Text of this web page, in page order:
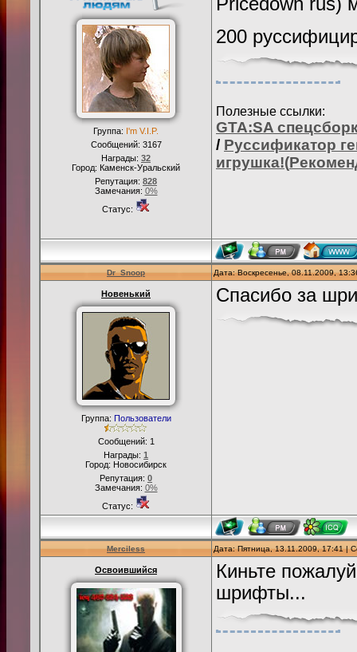
Группа: I'm V.I.P.
Сообщений: 3167
Награды: 32
Город: Каменск-Уральский
Репутация: 828
Замечания: 0%
Статус:
200
Полезные ссылки:
GTA:SA
/ Руссификатор
игрушка!(
Dr_Snoop Дата: Воскресенье, 08.11.2009,
Новенький
Группа: Пользователи
Сообщений: 1
Награды: 1
Город: Новосибирск
Репутация: 0
Замечания: 0%
Статус:
Спасибо за
Merciless Дата: Пятница, 13.11.2009, 17:41 |
Освоившийся
Киньте
шрифты...